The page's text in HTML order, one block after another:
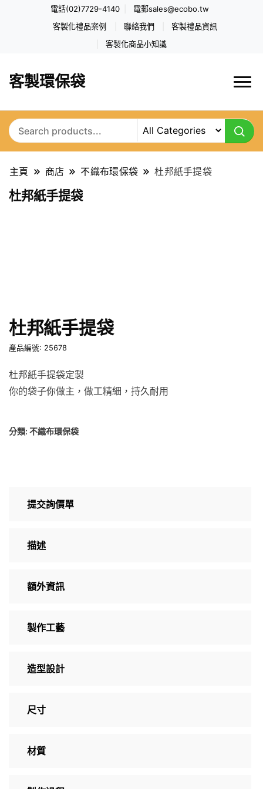
電話(02)7729-4140 電郵sales@ecobo.tw
客製化禮品案例 聯絡我們 客製禮品資訊
客製化商品小知識
客製環保袋
主頁 商店 不織布環保袋 杜邦紙手提袋
杜邦紙手提袋
杜邦紙手提袋
產品編號: 25678
杜邦紙手提袋定製
你的袋子你做主，做工精細，持久耐用
分類: 不織布環保袋
提交詢價單
描述
額外資訊
製作工藝
造型設計
尺寸
材質